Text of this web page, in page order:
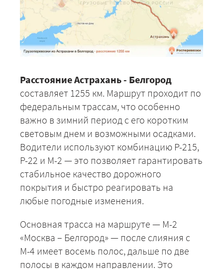
Расстояние Астрахань - Белгород
составляет 1255 км. Маршрут проходит по
федеральным трассам, что особенно
важно в зимний период с его коротким
световым днем и возможными осадками.
Водители используют комбинацию Р-215,
Р-22 и М-2 — это позволяет гарантировать
стабильное качество дорожного
покрытия и быстро реагировать на
любые погодные изменения.
Основная трасса на маршруте — М-2
«Москва – Белгород» — после слияния с
М-4 имеет восемь полос, дальше по две
полосы в каждом направлении. Это